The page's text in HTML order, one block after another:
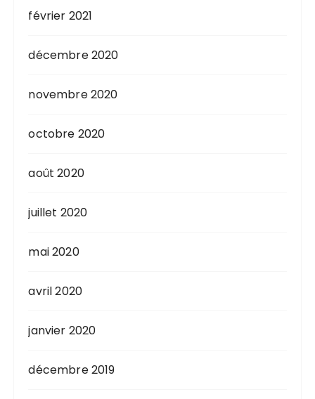
février 2021
décembre 2020
novembre 2020
octobre 2020
août 2020
juillet 2020
mai 2020
avril 2020
janvier 2020
décembre 2019